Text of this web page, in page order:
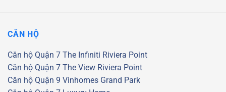
CĂN HỘ
Căn hộ Quận 7 The Infiniti Riviera Point
Căn hộ Quận 7 The View Riviera Point
Căn hộ Quận 9 Vinhomes Grand Park